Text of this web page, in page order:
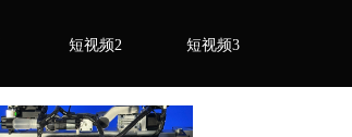
短视频2 短视频3